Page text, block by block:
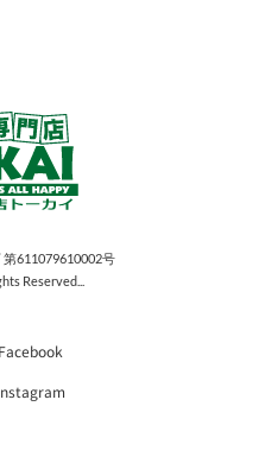
611079610002号
Reserved...